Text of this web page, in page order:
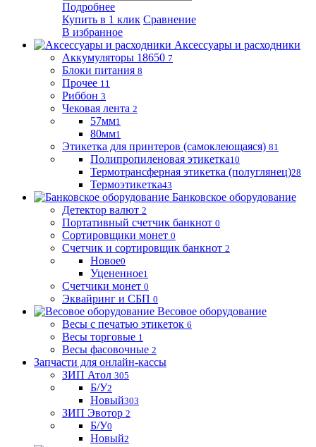
Подробнее
Купить в 1 клик Сравнение
В избранное
Аксессуары и расходники
Аккумуляторы 18650 7
Блоки питания 8
Прочее 11
Риббон 3
Чековая лента 2
57мм1
80мм1
Этикетка для принтеров (самоклеющаяся) 81
Полипропиленовая этикетка10
Термотрансферная этикетка (полуглянец)28
Термоэтикетка43
Банковское оборудование
Детектор валют 2
Портативный счетчик банкнот 0
Сортировщики монет 0
Счетчик и сортировщик банкнот 2
Новое0
Уцененное1
Счетчики монет 0
Эквайринг и СБП 0
Весовое оборудование
Весы с печатью этикеток 6
Весы торговые 1
Весы фасовочные 2
Запчасти для онлайн-кассы
ЗИП Атол 305
Б/У2
Новый303
ЗИП Эвотор 2
Б/У0
Новый2